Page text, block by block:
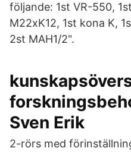
följande: 1st VR-550,
M22xK12, 1st kona K,
2st MAH1/2".
Sven Erik
2-rörs med